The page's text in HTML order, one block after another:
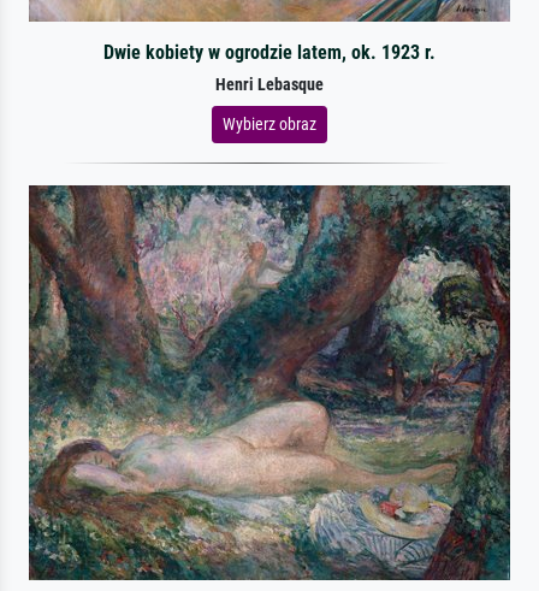
Dwie kobiety w ogrodzie latem, ok. 1923 r.
Henri Lebasque
Wybierz obraz